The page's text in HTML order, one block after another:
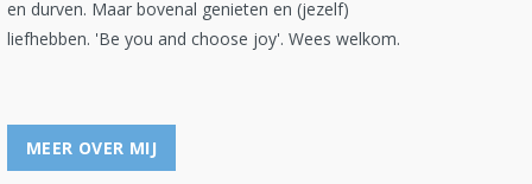
en durven. Maar bovenal genieten en (jezelf)
liefhebben. 'Be you and choose joy'. Wees welkom.
MEER OVER MIJ